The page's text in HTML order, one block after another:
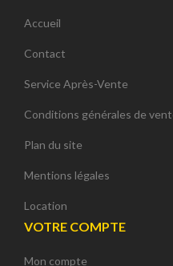
Accueil
Contact
Service Après-Vente
Conditions générales de
Plan du site
Mentions légales
Location
VOTRE COMPTE
Mon compte